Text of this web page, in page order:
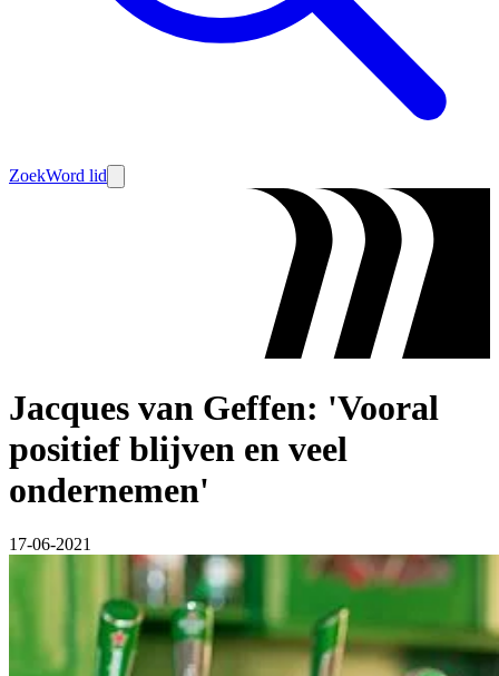
ZoekWord lid
Jacques van Geffen: 'Vooral
positief blijven en veel
ondernemen'
17-06-2021